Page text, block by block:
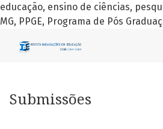
educação, ensino de ciências,
MG, PPGE, Programa de Pós
Submissões